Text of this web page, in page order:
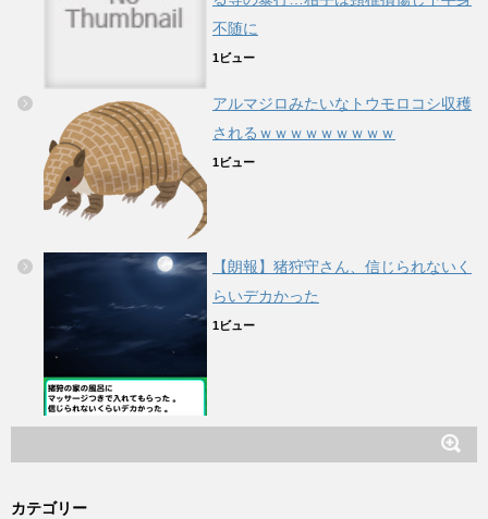
不随に
1ビュー
アルマジロみたいなトウモロコシ収穫
されるｗｗｗｗｗｗｗｗｗ
1ビュー
【朗報】猪狩守さん、信じられないく
らいデカかった
1ビュー
カテゴリー